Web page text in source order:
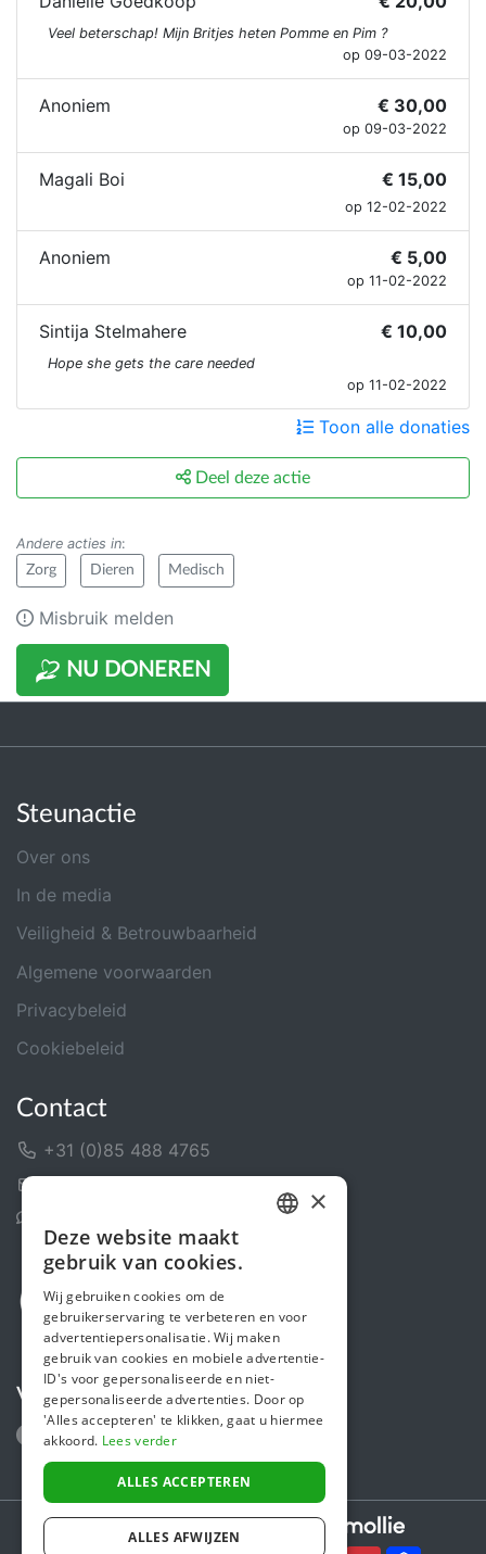
NU DONEREN
Veel beterschap! Mijn Britjes heten Pomme en Pim ?
op 09-03-2022
Anoniem € 30,00
op 09-03-2022
Magali Boi € 15,00
op 12-02-2022
Anoniem € 5,00
op 11-02-2022
Sintija Stelmahere € 10,00
Hope she gets the care needed
op 11-02-2022
Toon alle donaties
Deel deze actie
Andere acties in:
Zorg Dieren Medisch
Misbruik melden
Steunactie
Over ons
In de media
Veiligheid & Betrouwbaarheid
Algemene voorwaarden
Privacybeleid
Cookiebeleid
Contact
+31 (0)85 488 4765
Volg ons
Secure payments powered by
ENGLISH
×
Deze website maakt
gebruik van cookies.
Wij gebruiken cookies om de
gebruikerservaring te verbeteren en voor
advertentiepersonalisatie. Wij maken
gebruik van cookies en mobiele advertentie-
ID's voor gepersonaliseerde en niet-
gepersonaliseerde advertenties. Door op
'Alles accepteren' te klikken, gaat u hiermee
akkoord. Lees verder
ALLES ACCEPTEREN
ALLES AFWIJZEN